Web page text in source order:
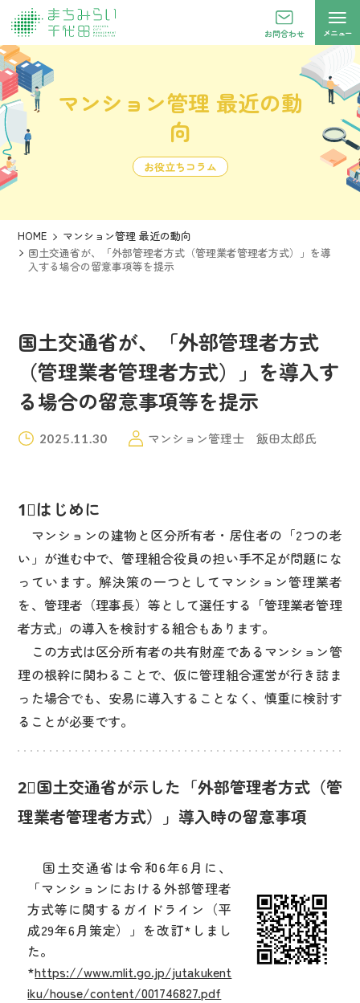
お問合わせ メニュー
マンション管理 最近の動
向
お役立ちコラム
HOME
マンション管理 最近の動向
国土交通省が、「外部管理者方式（管理業者管理者方式）」を導
入する場合の留意事項等を提示
国土交通省が、「外部管理者方式
（管理業者管理者方式）」を導入す
る場合の留意事項等を提示
2025.11.30 マンション管理士 飯田太郎氏
1⃣はじめに
マンションの建物と区分所有者・居住者の「2つの老
い」が進む中で、管理組合役員の担い手不足が問題にな
っています。解決策の一つとしてマンション管理業者
を、管理者（理事長）等として選任する「管理業者管理
者方式」の導入を検討する組合もあります。
この方式は区分所有者の共有財産であるマンション管
理の根幹に関わることで、仮に管理組合運営が行き詰ま
った場合でも、安易に導入することなく、慎重に検討す
ることが必要です。
2⃣国土交通省が示した「外部管理者方式（管
理業者管理者方式）」導入時の留意事項
国土交通省は令和6年6月に、
「マンションにおける外部管理者
方式等に関するガイドライン（平
成29年6月策定）」を改訂*しまし
た。
*https://www.mlit.go.jp/jutakukent
iku/house/content/001746827.pdf